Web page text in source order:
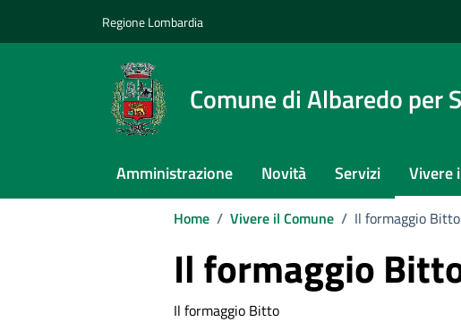
Regione Lombardia
Comune di Albaredo per
Amministrazione Novità Servizi Vivere
Home / Vivere il Comune / Il formaggio Bitto
Il formaggio
Il formaggio Bitto